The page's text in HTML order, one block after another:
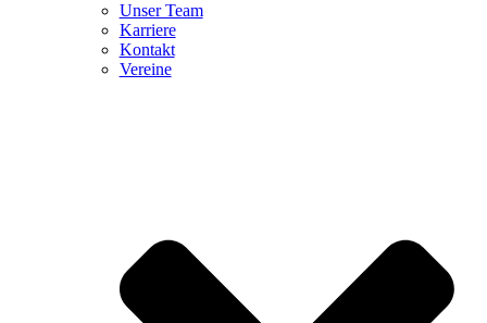
Unser Team
Karriere
Kontakt
Vereine